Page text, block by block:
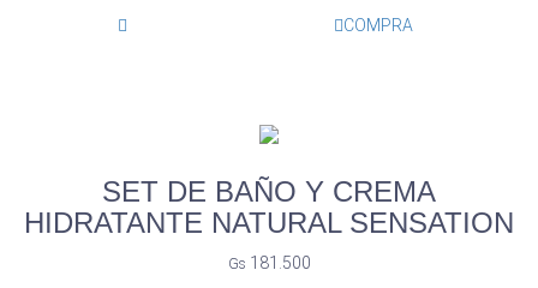
COMPRA
SET DE BAÑO Y CREMA
HIDRATANTE NATURAL SENSATION
Gs 181.500